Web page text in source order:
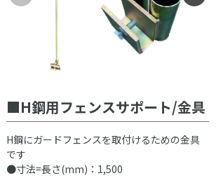
H鋼用フェンスサポート/金具
H鋼にガードフェンスを取付けるための金具
です
●寸法=長さ(mm)：1,500